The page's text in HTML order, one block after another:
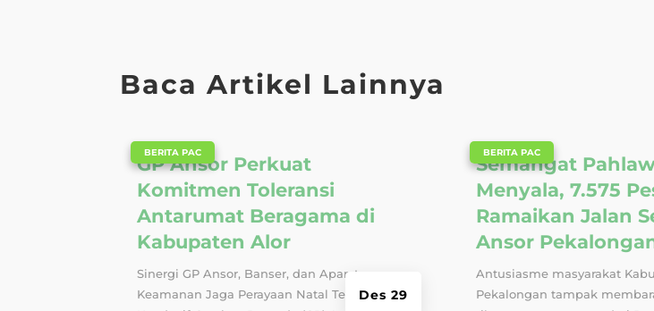
Baca Artikel Lainnya
GP Ansor Perkuat
Komitmen Toleransi
Antarumat Beragama di
Kabupaten Alor
Des 29
BERITA PAC
Sinergi GP Ansor, Banser, dan Aparat
Keamanan Jaga Perayaan Natal Tetap
Semangat
Menyala, 7.575
Ramaikan Jalan
Ansor
BERITA PAC
Antusiasme masyarakat
Pekalongan tampak